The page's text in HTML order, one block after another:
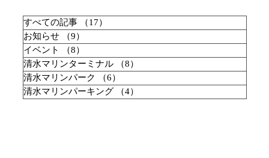
すべての記事 （17）
お知らせ
（9）
イベント
（8）
清水マリンターミナル
（8）
清水マリンパーク
（6）
清水マリンパーキング
（4）